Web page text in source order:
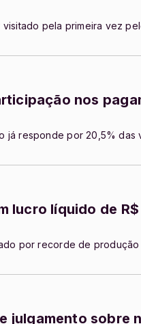
pela primeira vez
nos
já responde por 20,5% das
lucro líquido de
por recorde de
julgamento sobre